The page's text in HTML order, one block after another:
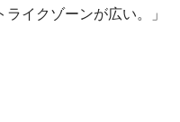
イクゾーンが広い。」